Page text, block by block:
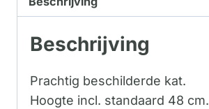
Beschrijving
Prachtig beschilderde kat.
Hoogte incl. standaard 48 cm.